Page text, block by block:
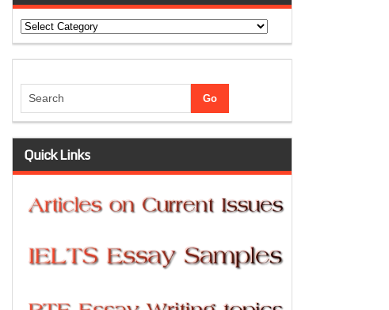
Categories
Quick Links